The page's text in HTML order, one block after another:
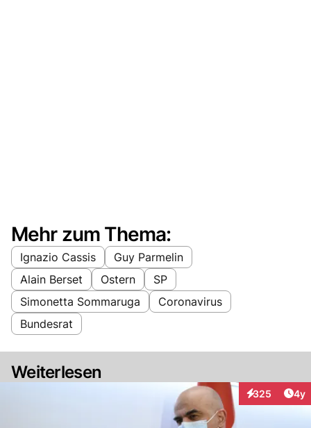
Mehr zum Thema:
Ignazio Cassis
Guy Parmelin
Alain Berset
Ostern
SP
Simonetta Sommaruga
Coronavirus
Bundesrat
Weiterlesen
325
Interaktionen
4y